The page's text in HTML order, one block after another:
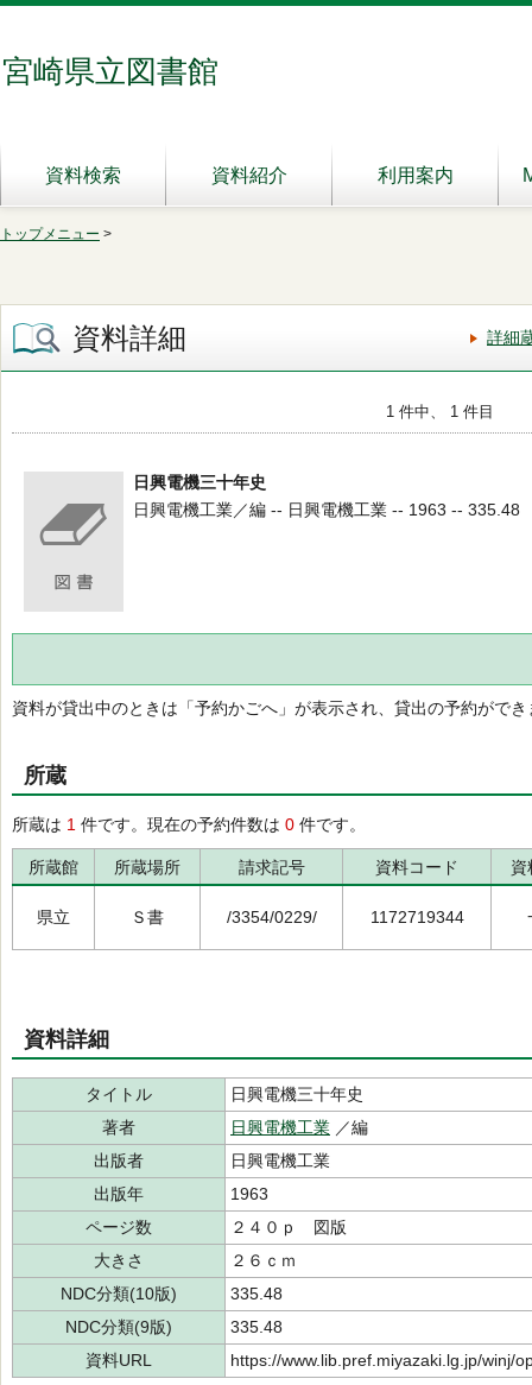
宮崎県立図書館
資料検索 資料紹介 利用案内
トップメニュー >
資料詳細 詳細
1 件中、 1 件目
日興電機三十年史
日興電機工業／編 -- 日興電機工業 -- 1963 -- 335.48
資料が貸出中のときは「予約かごへ」が表示され、貸出の予約ができ
所蔵
所蔵は 1 件です。現在の予約件数は 0 件です。
所蔵館 所蔵場所 請求記号 資料コード 資
県立 Ｓ書 /3354/0229/ 1172719344
資料詳細
タイトル
日興電機三十年史
著者
日興電機工業 ／編
出版者
日興電機工業
出版年
1963
ページ数
２４０ｐ 図版
大きさ
２６ｃｍ
NDC分類(10版)
335.48
NDC分類(9版)
335.48
資料URL
https://www.lib.pref.miyazaki.lg.jp/winj/